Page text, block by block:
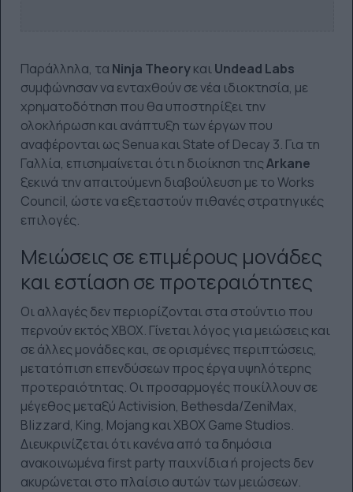
Παράλληλα, τα Ninja TheoryκαιUndead Labs
συμφώνησαν να ενταχθούν σε νέα ιδιοκτησία, με
χρηματοδότηση που θα υποστηρίξει την
ολοκλήρωση και ανάπτυξη των έργων που
αναφέρονται ως Senua και State of Decay 3. Για τη
Γαλλία, επισημαίνεται ότι η διοίκηση τηςArkane
ξεκινά την απαιτούμενη διαβούλευση με το Works
Council, ώστε να εξεταστούν πιθανές στρατηγικές
επιλογές.
Μειώσεις σε επιμέρους μονάδες
και εστίαση σε προτεραιότητες
Οι αλλαγές δεν περιορίζονται στα στούντιο που
περνούν εκτός XBOX. Γίνεται λόγος για μειώσεις και
σε άλλες μονάδες και, σε ορισμένες περιπτώσεις,
μετατόπιση επενδύσεων προς έργα υψηλότερης
προτεραιότητας. Οι προσαρμογές ποικίλλουν σε
μέγεθος μεταξύ Activision, Bethesda/ZeniMax,
Blizzard, King, Mojang και XBOX Game Studios.
Διευκρινίζεται ότι κανένα από τα δημόσια
ανακοινωμένα first party παιχνίδια ή projects δεν
ακυρώνεται στο πλαίσιο αυτών των μειώσεων.